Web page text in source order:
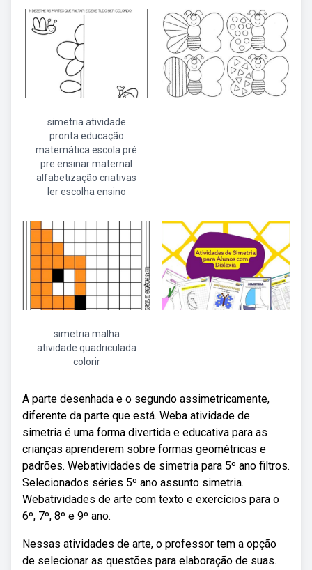
simetria atividade
pronta educação
matemática escola pré
pre ensinar maternal
alfabetização criativas
ler escolha ensino
simetria malha
atividade quadriculada
colorir
A parte desenhada e o segundo assimetricamente,
diferente da parte que está. Weba atividade de
simetria é uma forma divertida e educativa para as
crianças aprenderem sobre formas geométricas e
padrões. Webatividades de simetria para 5º ano filtros.
Selecionados séries 5º ano assunto simetria.
Webatividades de arte com texto e exercícios para o
6º, 7º, 8º e 9º ano.
Nessas atividades de arte, o professor tem a opção
de selecionar as questões para elaboração de suas.